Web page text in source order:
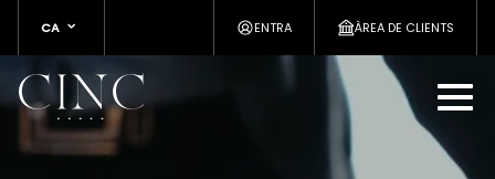
CA ENTRA ÀREA DE CLIENTS